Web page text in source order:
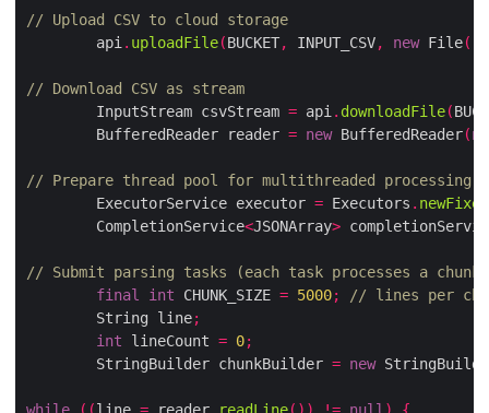
// Upload CSV to cloud storage
        api
. uploadFile(BUCKET, INPUT_CSV, new File(
// Download CSV as stream
        InputStream csvStream
= api . downloadFile(
        BufferedReader reader
= new BufferedReader(
// Prepare thread pool for multithreaded processing
        ExecutorService executor
= Executors .
        CompletionService
<JSONArray>
// Submit parsing tasks (each task processes a
final
int CHUNK_SIZE = 5000;
// lines per
        String line
;
int lineCount = 0;
        StringBuilder chunkBuilder
= new